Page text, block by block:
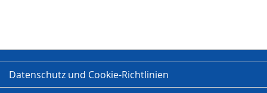
Datenschutz und Cookie-Richtlinien